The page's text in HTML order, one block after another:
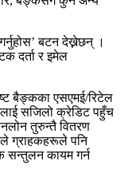
बटन देख्नेछन् ।
दर्ता र इमेल
बैङ्कका एसएमई/रिटेल
सजिलो क्रेडिट पहुँच
तुरुन्तै वितरण
ग्राहकहरूले पनि
सन्तुलन कायम गर्न